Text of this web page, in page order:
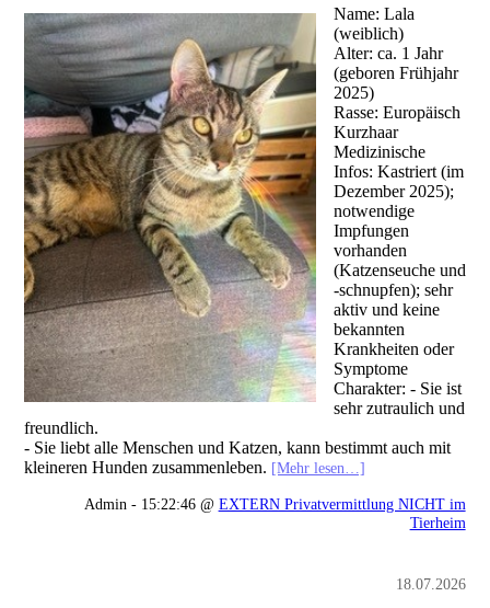
Name: Lala
(weiblich)
Alter: ca. 1 Jahr
(geboren Frühjahr
2025)
Rasse: Europäisch
Kurzhaar
Medizinische
Infos: Kastriert (im
Dezember 2025);
notwendige
Impfungen
vorhanden
(Katzenseuche und
-schnupfen); sehr
aktiv und keine
bekannten
Krankheiten oder
Symptome
Charakter: - Sie ist
sehr zutraulich und
freundlich.
- Sie liebt alle Menschen und Katzen, kann bestimmt auch mit
kleineren Hunden zusammenleben. [Mehr lesen…]
Admin - 15:22:46 @ EXTERN Privatvermittlung NICHT im
Tierheim
18.07.2026